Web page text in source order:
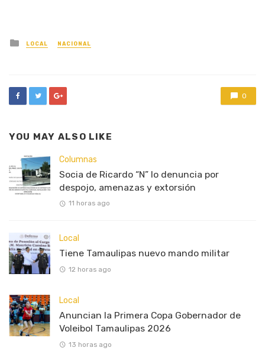
Posted
in
LOCAL NACIONAL
0
YOU MAY ALSO LIKE
Columnas
Socia de Ricardo “N” lo denuncia por
despojo, amenazas y extorsión
11 horas ago
Local
Tiene Tamaulipas nuevo mando militar
12 horas ago
Local
Anuncian la Primera Copa Gobernador de
Voleibol Tamaulipas 2026
13 horas ago